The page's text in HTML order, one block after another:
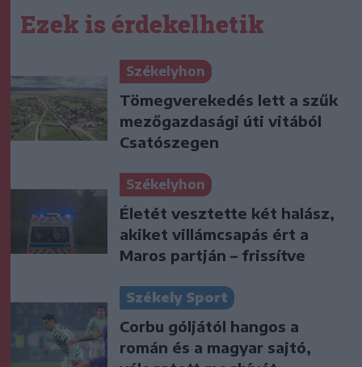
Ezek is érdekelhetik
Székelyhon
Tömegverekedés lett a szűk
mezőgazdasági úti vitából
Csatószegen
Székelyhon
Életét vesztette két halász,
akiket villámcsapás ért a
Maros partján – frissítve
Székely Sport
Corbu góljától hangos a
román és a magyar sajtó,